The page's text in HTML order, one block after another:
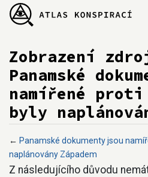
Zobrazení
Panamské
namířené
byly
← Panamské dokumenty jsou
naplánovány Západem
Přejít na:navigace,hledání
Z následujícího důvodu